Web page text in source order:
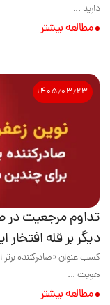
دارید ...
مطالعه بیشتر
۱۴۰۵٫۰۳٫۲۳
تداوم مرجعیت در
دیگر بر قله افتخار
کسب عنوان «صادرکننده
هویت ...
مطالعه بیشتر